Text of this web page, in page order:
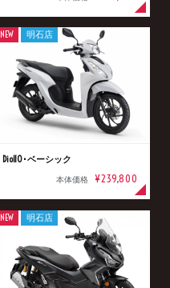
Dio110･ベーシック
本体価格 ¥239,800
NEW 明石店
NEW 明石店